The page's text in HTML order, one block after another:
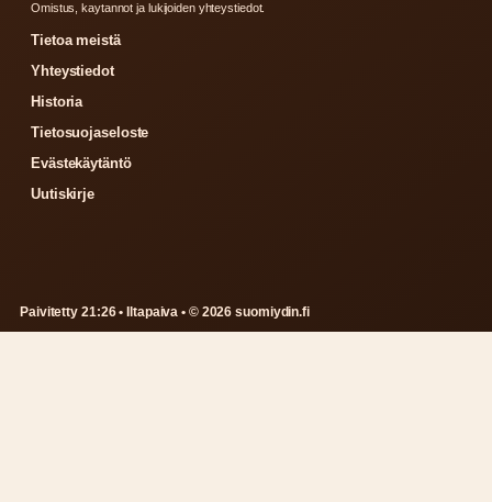
Omistus, kaytannot ja lukijoiden yhteystiedot.
Tietoa meistä
Yhteystiedot
Historia
Tietosuojaseloste
Evästekäytäntö
Uutiskirje
Paivitetty 21:26 • Iltapaiva • © 2026 suomiydin.fi